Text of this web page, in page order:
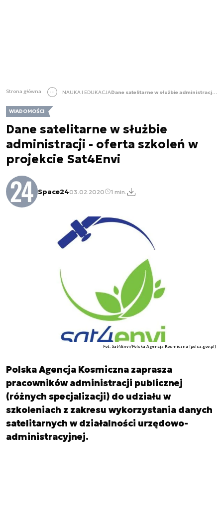
Strona główna NAUKA I EDUKACJA Dane satelitarne w służbie administracji - oferta szkoleń w projekcie Sat4Envi
WIADOMOŚCI
Dane satelitarne w służbie
administracji - oferta szkoleń w
projekcie Sat4Envi
Space2403.02.2020 1 min.
Fot. Sat4Envi/Polska Agencja Kosmiczna [polsa.gov.pl]
Polska Agencja Kosmiczna zaprasza
pracowników administracji publicznej
(różnych specjalizacji) do udziału w
szkoleniach z zakresu wykorzystania danych
satelitarnych w działalności urzędowo-
administracyjnej.